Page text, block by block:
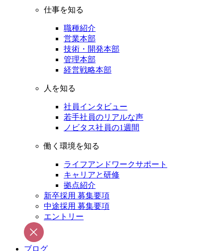
仕事を知る
職種紹介
営業本部
技術・開発本部
管理本部
経営戦略本部
人を知る
社員インタビュー
若手社員のリアルな声
ノビタス社員の1週間
働く環境を知る
ライフアンドワークサポート
キャリアと研修
拠点紹介
新卒採用 募集要項
中途採用 募集要項
エントリー
ブログ